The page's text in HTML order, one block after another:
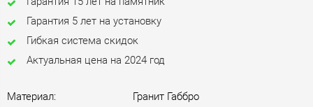
Гарантия 5 лет на установку
Гибкая система скидок
Актуальная цена на 2024 год
Материал:
Гранит Габбро